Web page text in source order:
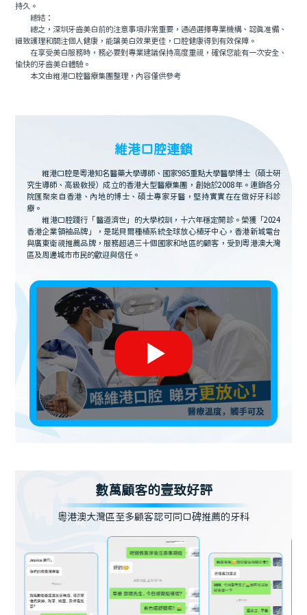
持久。
總結：
總之，深圳牙齒美白前的注意事項非常重要，通過選擇專業機構、認真准備、
細致護理和關注個人健康，能讓美白效果更佳，口腔健康得到有效保障。
在享受美白服務時，務必要對專業建議保持高度重視，確保您能有一次安全、
愉快的牙齒美白體驗。
本文由維港口腔醫療集團整理，內容僅供參考
維港口腔連鎖
維港口腔是粵港知名醫藥大學導師、國家985重點大學醫學博士（碩士研
究生導師、高級教授）成立的香港大型醫療集團，創始於2008年。連鎖各分
院匯聚來自香港、內地的博士、碩士專家牙醫，堅持實實在在做好牙科診
療。
維港口腔踐行「醫道濟世」的大學校訓，十六年穩定開診。榮獲「2024
香港企業領袖品牌」，是諾貝爾種植系統全球放心植牙中心，香港新城電台
與廣東衛視推薦品牌，服務超過三十個國家和地區的顧客，受到粵港澳大灣
區及周邊城市市民的歡迎與信任。
數萬顧客的壹致好評
粵港澳大灣區至多顧客認可同口碑推薦的牙科